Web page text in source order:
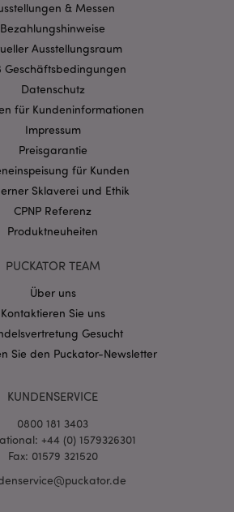
& Messen
Bezahlungshinweise
Ausstellungsraum
Geschäftsbedingungen
Datenschutz
für Kundeninformationen
Impressum
Preisgarantie
für Kunden
Sklaverei und Ethik
CPNP Referenz
Produktneuheiten
PUCKATOR TEAM
Über uns
Kontaktieren Sie uns
Gesucht
Sie den Puckator-Newsletter
KUNDENSERVICE
0800 181 3403
+44 (0) 1579326301
Fax: 01579 321520
Cookies ermöglichen
der Website wie die
und die Kontoverwaltung.
notwendige cookies kann die
richtig genutzt werden.
Domain
PHP.net
.www.puckator.de
von Google